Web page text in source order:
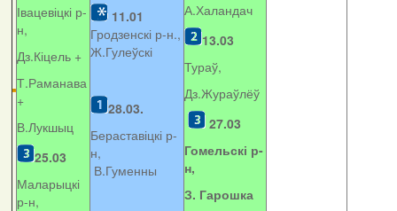
Івацевіцкі р-
н,
Дз.Кіцель +
Т.Раманава
+
В.Лукшыц
25.03
Маларыцкі
р-н,
11.01
Гродзенскі р-н.,
Ж.Гулеўскі
28.03.
Бераставіцкі р-
н,
В.Гуменны
А.Халандач
13.03
Тураў,
Дз.Жураўлёў
27.03
Гомельскі р-
н,
З. Гарошка